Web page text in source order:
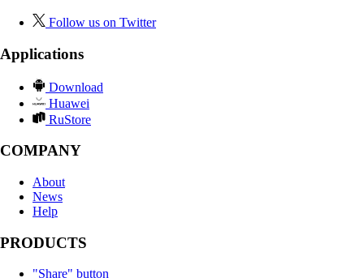
Follow us on Twitter
Applications
Download
Huawei
RuStore
COMPANY
About
News
Help
PRODUCTS
"Share" button